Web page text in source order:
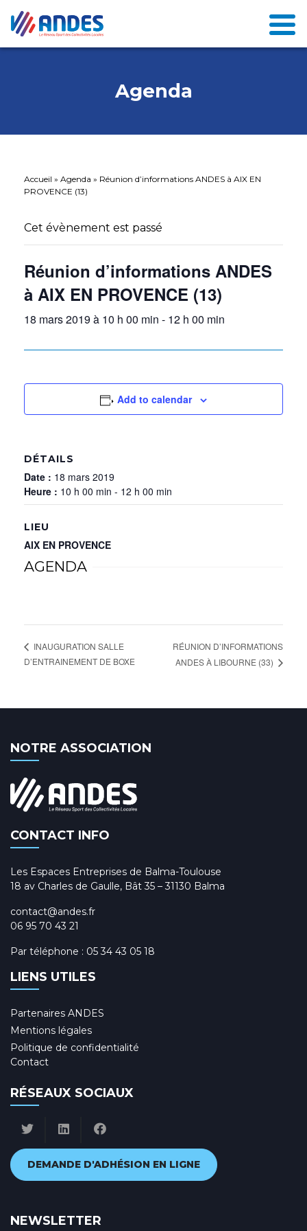
Agenda
Accueil » Agenda » Réunion d’informations ANDES à AIX EN
PROVENCE (13)
Cet évènement est passé
Réunion d’informations ANDES
à AIX EN PROVENCE (13)
18 mars 2019 à 10 h 00 min - 12 h 00 min
Add to calendar
DÉTAILS
Date : 18 mars 2019
Heure : 10 h 00 min - 12 h 00 min
LIEU
AIX EN PROVENCE
AGENDA
INAUGURATION SALLE
D’ENTRAINEMENT DE BOXE
RÉUNION D’INFORMATIONS
ANDES À LIBOURNE (33)
NOTRE ASSOCIATION
CONTACT INFO
Les Espaces Entreprises de Balma-Toulouse
18 av Charles de Gaulle, Bât 35 – 31130 Balma
contact@andes.fr
06 95 70 43 21
Par téléphone : 05 34 43 05 18
LIENS UTILES
Partenaires ANDES
Mentions légales
Politique de confidentialité
Contact
RÉSEAUX SOCIAUX
DEMANDE D'ADHÉSION EN LIGNE
NEWSLETTER